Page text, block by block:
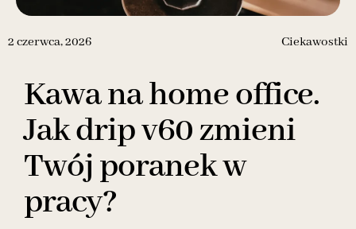
2 czerwca, 2026 Ciekawostki
Kawa na home office.
Jak drip v60 zmieni
Twój poranek w
pracy?